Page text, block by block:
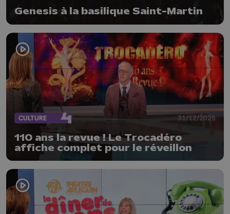
Genesis à la basilique Saint-Martin
CULTURE 31/12/2025
110 ans la revue ! Le Trocadéro
affiche complet pour le réveillon